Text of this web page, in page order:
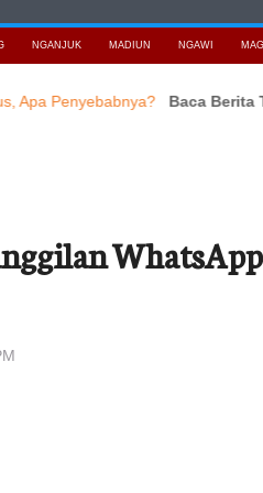
NGANJUK MADIUN NGAWI
Baca Berita Terbaru